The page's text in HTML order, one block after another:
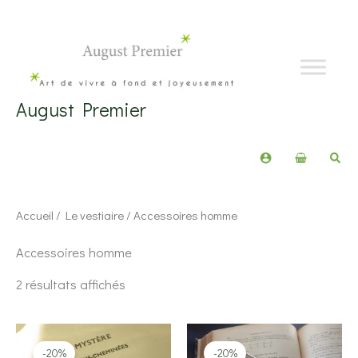
August Premier
Accueil / Le vestiaire / Accessoires homme
Accessoires homme
2 résultats affichés
récent
plus
-20% -20%